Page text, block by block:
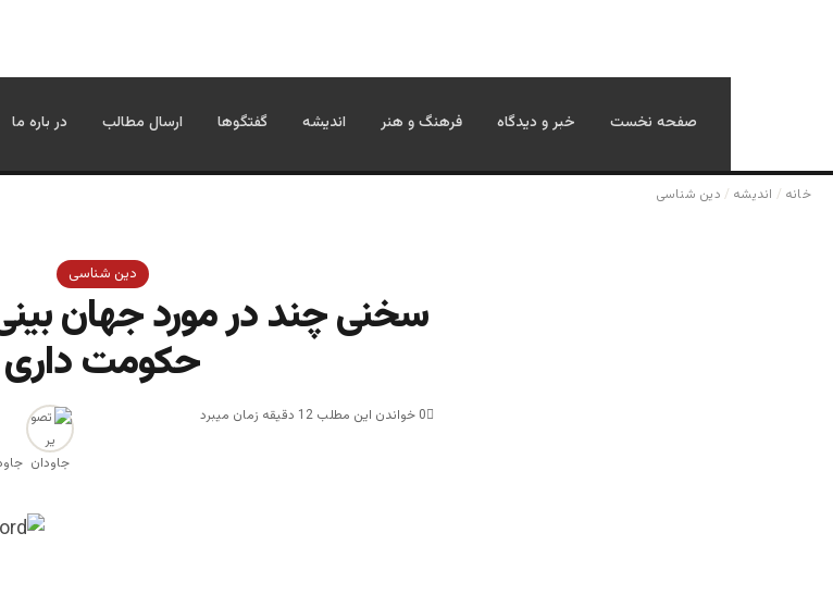
صفحه نخست خبر و دیدگاه فرهنگ و هنر اندیشه گفتگوها ارسال مطالب در باره ما
خانه / اندیشه / دین شناسی
دین شناسی
سخنی چند در مورد جهان
حکومت داری
0 خواندن این مطلب 12 دقیقه زمان میبرد